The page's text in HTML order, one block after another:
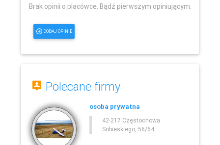
Brak opinii o placówce. Bądź pierwszym opiniującym.
DODAJ OPINIE
Polecane firmy
osoba prywatna
42-217 Częstochowa
Sobieskiego, 56/64